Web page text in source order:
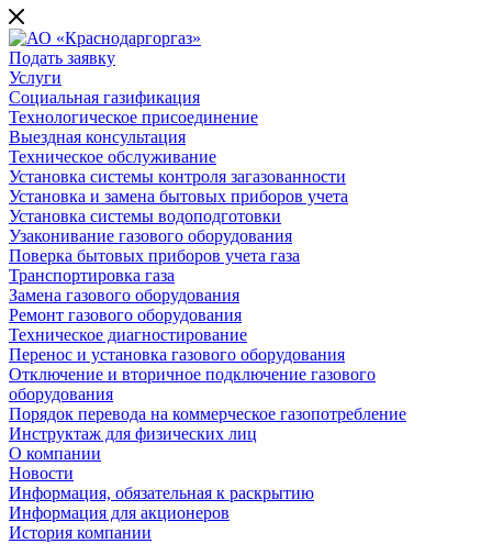
Подать заявку
Услуги
Социальная газификация
Технологическое присоединение
Выездная консультация
Техническое обслуживание
Установка системы контроля загазованности
Установка и замена бытовых приборов учета
Установка системы водоподготовки
Узаконивание газового оборудования
Поверка бытовых приборов учета газа
Транспортировка газа
Замена газового оборудования
Ремонт газового оборудования
Техническое диагностирование
Перенос и установка газового оборудования
Отключение и вторичное подключение газового
оборудования
Порядок перевода на коммерческое газопотребление
Инструктаж для физических лиц
О компании
Новости
Информация, обязательная к раскрытию
Информация для акционеров
История компании